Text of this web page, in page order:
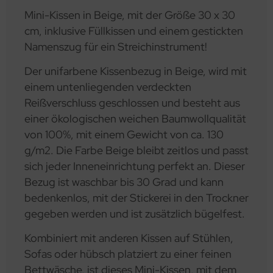
Mini-Kissen in Beige, mit der Größe 30 x 30
cm, inklusive Füllkissen und einem gestickten
Namenszug für ein Streichinstrument!
Der unifarbene Kissenbezug in Beige, wird mit
einem untenliegenden verdeckten
Reißverschluss geschlossen und besteht aus
einer ökologischen weichen Baumwollqualität
von 100%, mit einem Gewicht von ca. 130
g/m2. Die Farbe Beige bleibt zeitlos und passt
sich jeder Inneneinrichtung perfekt an. Dieser
Bezug ist waschbar bis 30 Grad und kann
bedenkenlos, mit der Stickerei in den Trockner
gegeben werden und ist zusätzlich bügelfest.
Kombiniert mit anderen Kissen auf Stühlen,
Sofas oder hübsch platziert zu einer feinen
Bettwäsche, ist dieses Mini-Kissen, mit dem